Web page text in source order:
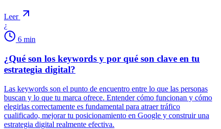
Leer
¿
6 min
¿Qué son los keywords y por qué son clave en tu
estrategia digital?
Las keywords son el punto de encuentro entre lo que las personas
buscan y lo que tu marca ofrece. Entender cómo funcionan y cómo
elegirlas correctamente es fundamental para atraer tráfico
cualificado, mejorar tu posicionamiento en Google y construir una
estrategia digital realmente efectiva.